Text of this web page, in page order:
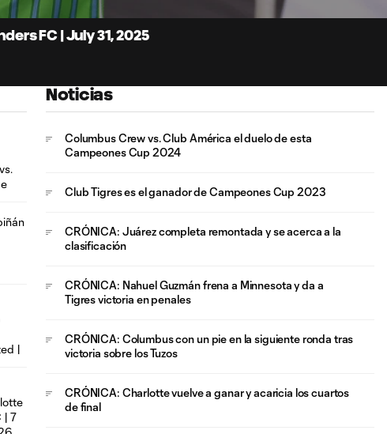
FC | July 31, 2025
Noticias
Columbus Crew vs. Club América el duelo de esta
Campeones Cup 2024
Club Tigres es el ganador de Campeones Cup 2023
CRÓNICA: Juárez completa remontada y se acerca a la
clasificación
CRÓNICA: Nahuel Guzmán frena a Minnesota y da a
Tigres victoria en penales
CRÓNICA: Columbus con un pie en la siguiente ronda tras
victoria sobre los Tuzos
CRÓNICA: Charlotte vuelve a ganar y acaricia los cuartos
de final